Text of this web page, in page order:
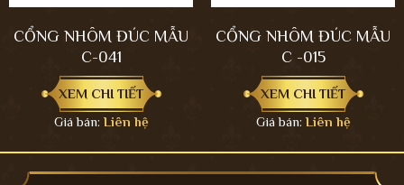
CỔNG NHÔM ĐÚC MẪU
C-041
XEM CHI TIẾT
Giá bán:Liên hệ
CỔNG NHÔM ĐÚC MẪU
C -015
XEM CHI TIẾT
Giá bán:Liên hệ